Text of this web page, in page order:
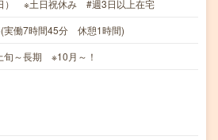
） ※土日祝休み #週3日以上在宅
実働7時間45分 休憩1時間)
旬～長期 ※10月～！